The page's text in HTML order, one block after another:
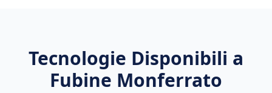
Tecnologie Disponibili a
Fubine Monferrato